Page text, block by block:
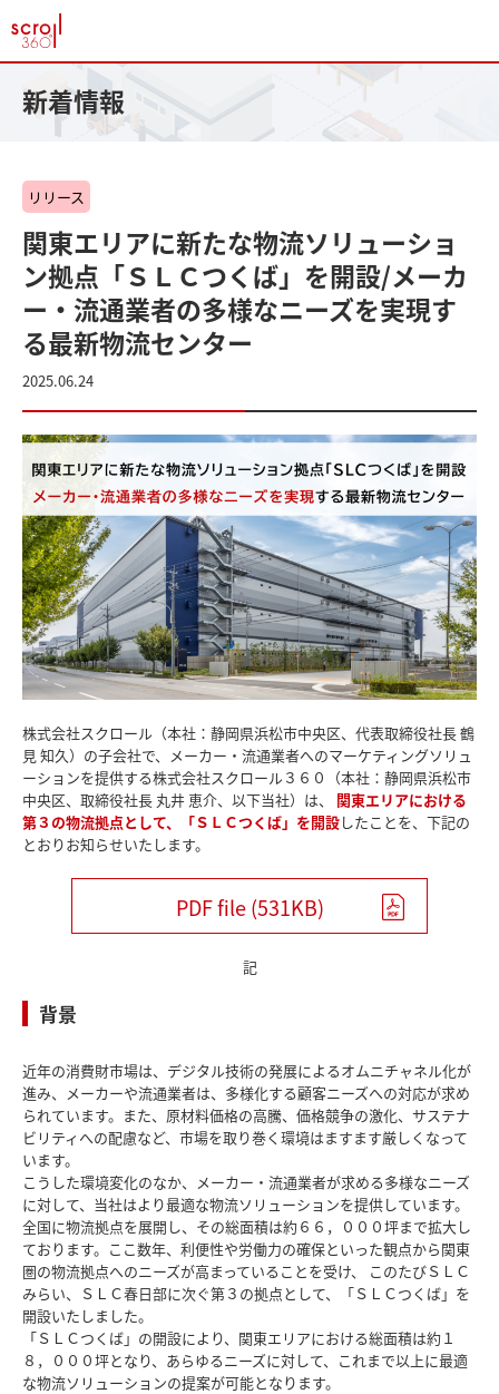
新着情報
リリース
関東エリアに新たな物流ソリューショ
ン拠点「ＳＬＣつくば」を開設/メーカ
ー・流通業者の多様なニーズを実現す
る最新物流センター
2025.06.24
株式会社スクロール（本社：静岡県浜松市中央区、代表取締役社長 鶴
見 知久）の子会社で、メーカー・流通業者へのマーケティングソリュ
ーションを提供する株式会社スクロール３６０（本社：静岡県浜松市
中央区、取締役社長 丸井 恵介、以下当社）は、 関東エリアにおける
第３の物流拠点として、「ＳＬＣつくば」を開設したことを、下記の
とおりお知らせいたします。
PDF file (531KB)
記
背景
近年の消費財市場は、デジタル技術の発展によるオムニチャネル化が
進み、メーカーや流通業者は、多様化する顧客ニーズへの対応が求め
られています。また、原材料価格の高騰、価格競争の激化、サステナ
ビリティへの配慮など、市場を取り巻く環境はますます厳しくなって
います。
こうした環境変化のなか、メーカー・流通業者が求める多様なニーズ
に対して、当社はより最適な物流ソリューションを提供しています。
全国に物流拠点を展開し、その総面積は約６６，０００坪まで拡大し
ております。ここ数年、利便性や労働力の確保といった観点から関東
圏の物流拠点へのニーズが高まっていることを受け、 このたびＳＬＣ
みらい、ＳＬＣ春日部に次ぐ第３の拠点として、「ＳＬＣつくば」を
開設いたしました。
「ＳＬＣつくば」の開設により、関東エリアにおける総面積は約１
８，０００坪となり、あらゆるニーズに対して、これまで以上に最適
な物流ソリューションの提案が可能となります。